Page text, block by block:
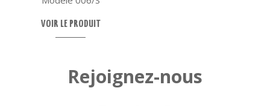
VOIR LE PRODUIT
Rejoignez-nous